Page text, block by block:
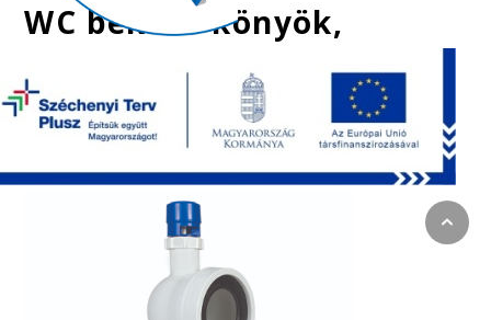
WC bekötő könyök,
Ø90 mm-es,
légbeszívós